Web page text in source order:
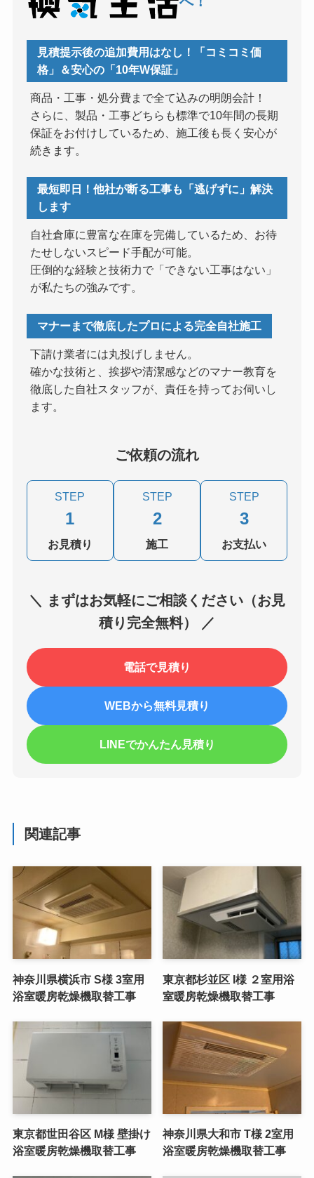
見積提示後の追加費用はなし！「コミコミ価
格」＆安心の「10年W保証」
商品・工事・処分費まで全て込みの明朗会計！
さらに、製品・工事どちらも標準で10年間の長期
保証をお付けしているため、施工後も長く安心が
続きます。
最短即日！他社が断る工事も「逃げずに」解決
します
自社倉庫に豊富な在庫を完備しているため、お待
たせしないスピード手配が可能。
圧倒的な経験と技術力で「できない工事はない」
が私たちの強みです。
マナーまで徹底したプロによる完全自社施工
下請け業者には丸投げしません。
確かな技術と、挨拶や清潔感などのマナー教育を
徹底した自社スタッフが、責任を持ってお伺いし
ます。
ご依頼の流れ
STEP
1
お見積り
STEP
2
施工
STEP
3
お支払い
＼ まずはお気軽にご相談ください（お見
積り完全無料） ／
電話で見積り
WEBから無料見積り
LINEでかんたん見積り
関連記事
神奈川県横浜市 S様 3室用
浴室暖房乾燥機取替工事
東京都杉並区 I様 ２室用浴
室暖房乾燥機取替工事
東京都世田谷区 M様 壁掛け
浴室暖房乾燥機取替工事
神奈川県大和市 T様 2室用
浴室暖房乾燥機取替工事